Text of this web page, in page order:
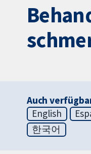
Auch
English
한국어